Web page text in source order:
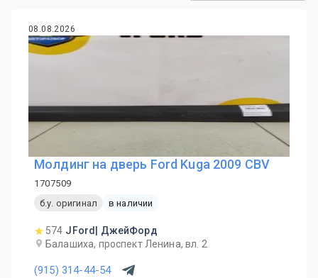
08.08.2026
Молдинг на дверь Ford Kuga 2009 CBV
1707509
б.у. оригинал
в наличии
574 JFord| ДжейФорд
Балашиха, проспект Ленина, вл. 2
(915) 314-44-54